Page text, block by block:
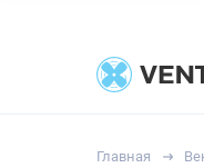
Главная